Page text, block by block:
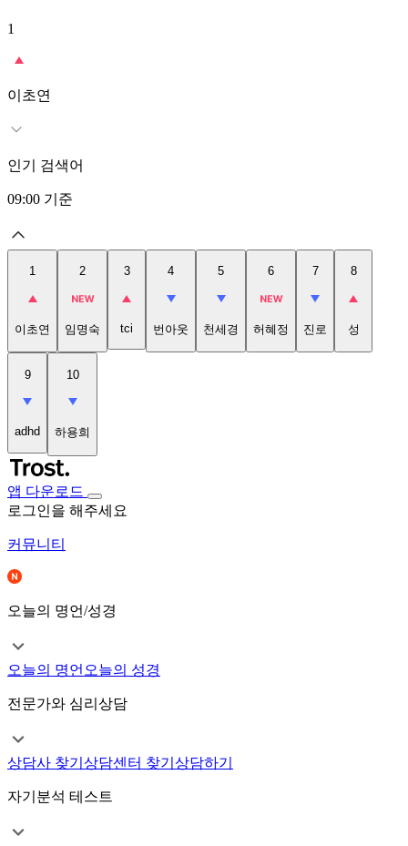
1
이초연
인기 검색어
09:00 기준
1
이초연
2
임명숙
3
tci
4
번아웃
5
천세경
6
허혜정
7
진로
8
성
9
adhd
10
하용희
앱 다운로드
로그인을 해주세요
커뮤니티
오늘의 명언/성경
오늘의 명언 오늘의 성경
전문가와 심리상담
상담사 찾기 상담센터 찾기 상담하기
자기분석 테스트